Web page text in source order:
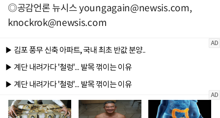
◎공감언론 뉴시스youngagain@newsis.com,
knockrok@newsis.com